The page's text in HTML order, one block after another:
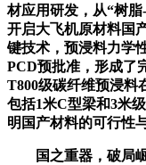
材应用研发，从“树脂
开启大飞机原材料国
键技术，预浸料力学
PCD预批准，形成了
T800级碳纤维预浸料
包括1米C型梁和3米
明国产材料的可行性
国之重器，破局崛